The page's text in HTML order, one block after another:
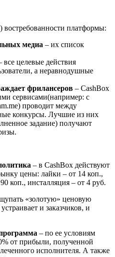
платформы:
медиа – их список
целевые действия
а неравнодушные
фрилансеров – CashBox
сервисами(например: с
проводит между
конкурсы. Лучшие из них
задание) получают
– в CashBox действуют
цены: лайки – от 14 коп.,
коп., инсталляция – от 4 руб.
«золотую» ценовую
и заказчиков, и
– по ее условиям
от прибыли, полученной
исполнителя. А также